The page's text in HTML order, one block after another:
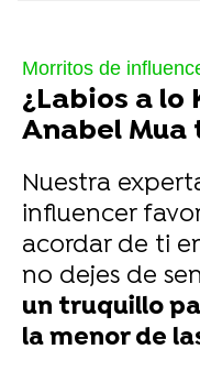
Morritos de
¿Labios a lo
Anabel Mua
Nuestra
influencer
acordar de ti
no dejes de
un truquillo
la menor de